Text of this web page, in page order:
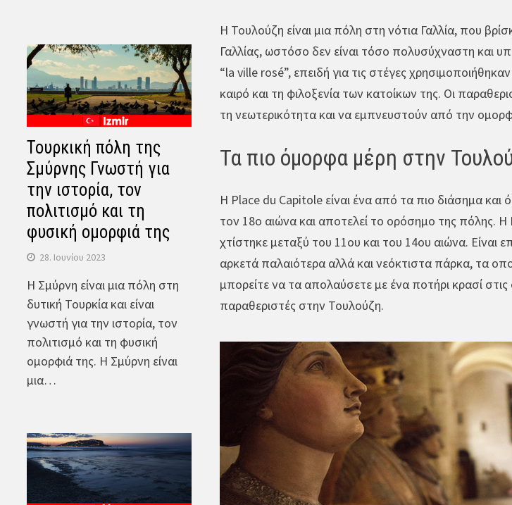
Η Τουλούζη είναι μια πόλη στη νότια Γαλλία, που
Γαλλίας, ωστόσο δεν είναι τόσο πολυσύχναστη και
“la ville rosé”, επειδή για τις στέγες
καιρό και τη φιλοξενία των κατοίκων της. Οι
τη νεωτερικότητα και να εμπνευστούν από την
Τα πιο όμορφα μέρη στην
Η Place du Capitole είναι ένα από τα πιο διάσημα και
τον 18ο αιώνα και αποτελεί το ορόσημο της πόλης. Η
χτίστηκε μεταξύ του 11ου και του 14ου αιώνα. Είναι
αρκετά παλαιότερα αλλά και νεόκτιστα πάρκα, τα
μπορείτε να τα απολαύσετε με ένα ποτήρι κρασί
παραθεριστές στην Τουλούζη.
Τουρκική πόλη της
Σμύρνης Γνωστή για
την ιστορία, τον
πολιτισμό και τη
φυσική ομορφιά της
28. Ιουνίου 2023
Η Σμύρνη είναι μια πόλη στη
δυτική Τουρκία και είναι
γνωστή για την ιστορία, τον
πολιτισμό και τη φυσική
ομορφιά της. Η Σμύρνη είναι
μια…